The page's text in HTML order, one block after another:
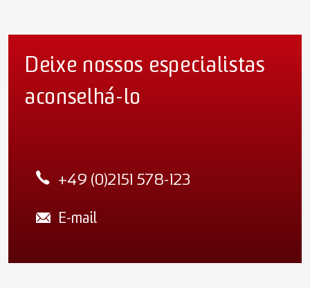
Deixe nossos especialistas
aconselhá-lo
+49 (0)2151 578-123
E-mail